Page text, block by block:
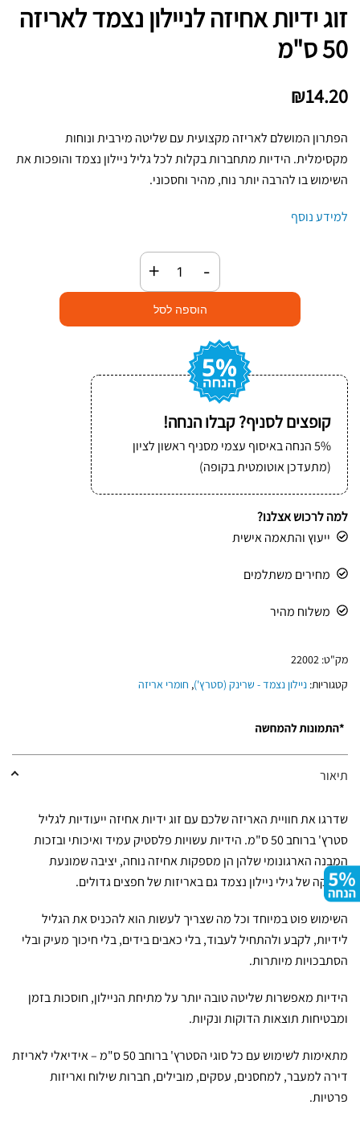
זוג ידיות אחיזה לניילון נצמד לאריזה
50 ס"מ
₪14.20
הפתרון המושלם לאריזה מקצועית עם שליטה מירבית ונוחות
מקסימלית. הידיות מתחברות בקלות לכל גליל ניילון נצמד והופכות את
השימוש בו להרבה יותר נוח, מהיר וחסכוני.
למידע נוסף
-
זוג
ידיות
50
ס"מ
+
הוספה לסל
קופצים לסניף? קבלו הנחה!
5% הנחה באיסוף עצמי מסניף ראשון לציון
(מתעדכן אוטומטית בקופה)
למה לרכוש אצלנו?
ייעוץ והתאמה אישית
מחירים משתלמים
משלוח מהיר
מק"ט: 22002
קטגוריות: ניילון נצמד - שרינק (סטרץ'), חומרי אריזה
תיאור
שדרגו את חוויית האריזה שלכם עם זוג ידיות אחיזה ייעודיות לגליל
סטרץ' ברוחב 50 ס"מ. הידיות עשויות פלסטיק עמיד ואיכותי ובזכות
המבנה הארגונומי שלהן הן מספקות אחיזה נוחה, יציבה שמונעת
החלקה של גילי ניילון נצמד גם באריזות של חפצים גדולים.
השימוש פוט במיוחד וכל מה שצריך לעשות הוא להכניס את הגליל
לידיות, לקבע ולהתחיל לעבוד, בלי כאבים בידים, בלי חיכוך מעיק ובלי
הסתבכויות מיותרות.
הידיות מאפשרות שליטה טובה יותר על מתיחת הניילון, חוסכות בזמן
ומבטיחות תוצאות הדוקות ונקיות.
מתאימות לשימוש עם כל סוגי הסטרץ' ברוחב 50 ס"מ – אידיאלי לאריזת
דירה למעבר, למחסנים, עסקים, מובילים, חברות שילוח ואריזות
פרטיות.